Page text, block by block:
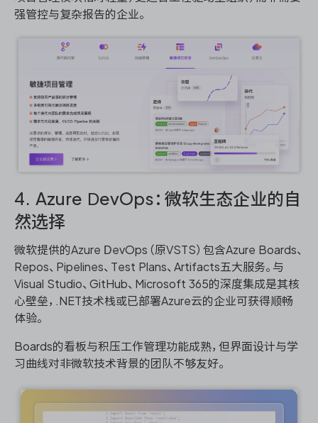
强管控与复杂报告的企业。
4. Azure DevOps：微软生态企业的自
然选择
微软提供的Azure DevOps（原VSTS）包含Azure Boards、
Repos、Pipelines、Test Plans、Artifacts五大服务。与
Visual Studio、GitHub、Microsoft 365的深度集成是其核
心壁垒，.NET技术栈或已部署Azure云的企业可获得顺畅
体验。
Boards的看板与积压工作管理功能成熟，但界面设计与学
习曲线对非微软技术背景的团队不够友好。